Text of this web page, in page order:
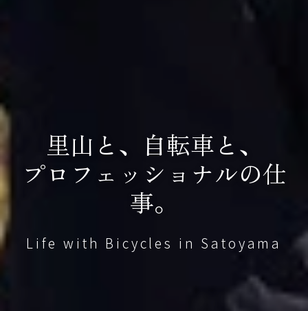
里山と、自転車と、
プロフェッショナルの仕
事。
Life with Bicycles in Satoyama